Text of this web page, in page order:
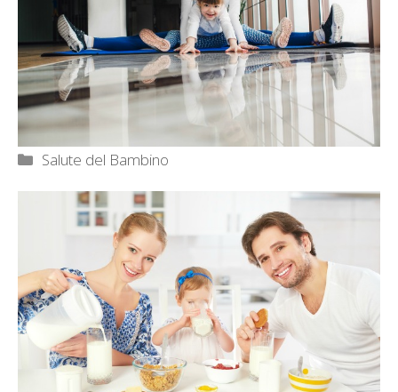
Categorie
Salute del Bambino